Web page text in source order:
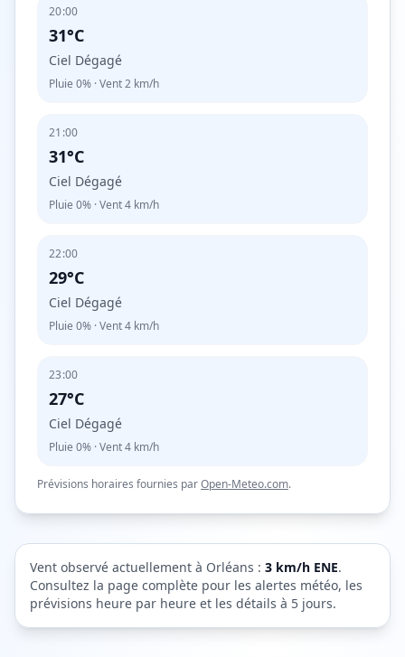
20:00
31°C
Ciel Dégagé
Pluie 0% · Vent2 km/h
21:00
31°C
Ciel Dégagé
Pluie 0% · Vent4 km/h
22:00
29°C
Ciel Dégagé
Pluie 0% · Vent4 km/h
23:00
27°C
Ciel Dégagé
Pluie 0% · Vent4 km/h
Prévisions horaires fournies parOpen-Meteo.com.
Vent observé actuellement à Orléans : 3 km/h ENE.
Consultez la page complète pour les alertes météo, les
prévisions heure par heure et les détails à 5 jours.